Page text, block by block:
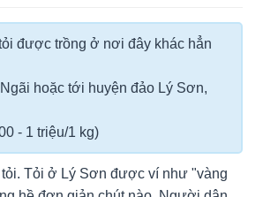
được trồng ở nơi đây khác hẳn
hoặc tới huyện đảo Lý Sơn,
- 1 triệu/1 kg)
Tỏi ở Lý Sơn được ví như "vàng